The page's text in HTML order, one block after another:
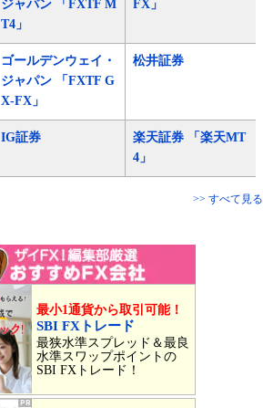
ジャパン 「FXTF M
T4」
FX」
ゴールデンウェイ・
ジャパン 「FXTF G
X-FX」
松井証券
IG証券
楽天証券 「楽天MT
4」
>> すべて見る
最小1通貨から取引可能！
SBI FXトレード
最狭水準スプレッド＆最良
水準スワップポイントの
SBI FXトレード！